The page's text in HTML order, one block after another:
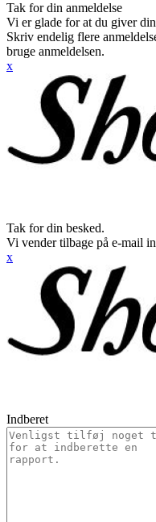
Tak for din anmeldelse
Vi er glade for at du giver
Skriv endelig flere
bruge anmeldelsen.
x
Tak for din besked.
Vi vender tilbage på e-mail
x
Indberet